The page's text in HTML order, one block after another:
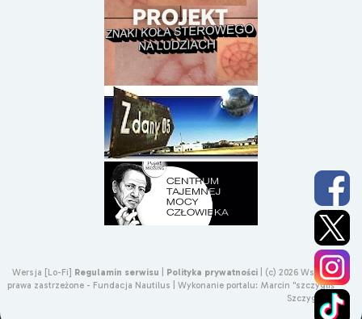
Wersja [Lo-Fi] Regulamin serwisu Polityka prywatności
(c) 2026 Wszelkie
prawa zastrzeżone - Fundacja Nautilus | Wykonanie portalu: Marcin "szczygliś"
Szczygliński